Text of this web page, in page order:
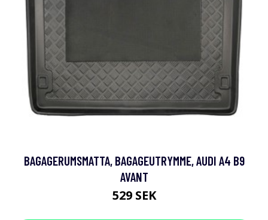
BAGAGERUMSMATTA, BAGAGEUTRYMME, AUDI A4 B9
AVANT
529 SEK